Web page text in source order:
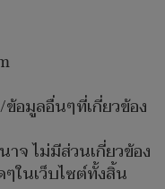
อมูลอื่นๆที่เกี่ยวข้อง
จ ไม่มีส่วนเกี่ยวข้อง
ในเว็บไซต์ทั้งสิ้น